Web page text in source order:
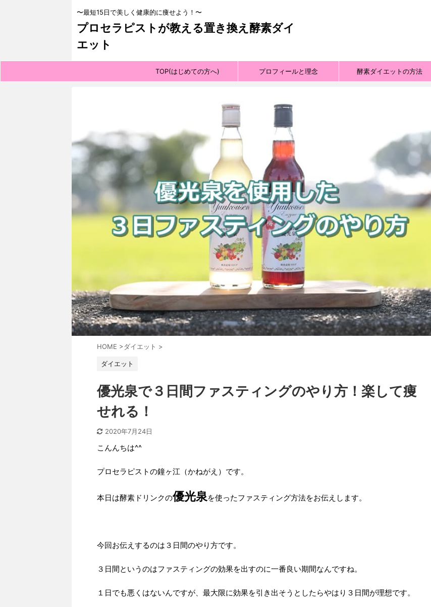
〜最短15日で美しく健康的に痩せよう！〜
プロセラピストが教える置き換え酵素ダイ
エット
TOP(はじめての方へ) プロフィールと理念 酵素ダイエットの方法
HOME >ダイエット >
ダイエット
優光泉で３日間ファスティングのやり方！楽して痩
せれる！
2020年7月24日
こんんちは^^
プロセラピストの鐘ヶ江（かねがえ）です。
本日は酵素ドリンクの優光泉を使ったファスティング方法をお伝えします。
今回お伝えするのは３日間のやり方です。
３日間というのはファスティングの効果を出すのに一番良い期間なんですね。
１日でも悪くはないんですが、最大限に効果を引き出そうとしたらやはり３日間が理想です。